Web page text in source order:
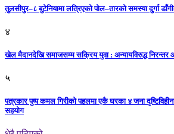
तुलसीपुर–८ बुटेनियामा लत्रिएको पोल–तारको समस्या दुर्गा
४
खेल मैदानदेखि समाजसम्म सक्रिय युवा : अन्यायविरुद्ध निरन्तर
५
पत्रकार पुष्प कमल गिरीको पहलमा एकै घरका ४ जना दृष्टिविहीन
सहयोग